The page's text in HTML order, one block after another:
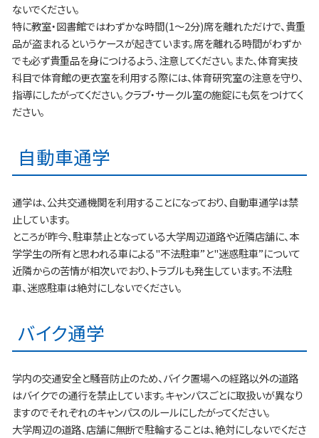
ないでください。
特に教室・図書館ではわずかな時間(1～2分)席を離れただけで、貴重
品が盗まれるというケースが起きています。席を離れる時間がわずか
でも必ず貴重品を身につけるよう、注意してください。また、体育実技
科目で体育館の更衣室を利用する際には、体育研究室の注意を守り、
指導にしたがってください。クラブ・サークル室の施錠にも気をつけてく
ださい。
自動車通学
通学は、公共交通機関を利用することになっており、自動車通学は禁
止しています。
ところが昨今、駐車禁止となっている大学周辺道路や近隣店舗に、本
学学生の所有と思われる車による"不法駐車”と"迷惑駐車”について
近隣からの苦情が相次いでおり、トラブルも発生しています。不法駐
車、迷惑駐車は絶対にしないでください。
バイク通学
学内の交通安全と騒音防止のため、バイク置場への経路以外の道路
はバイクでの通行を禁止しています。キャンパスごとに取扱いが異なり
ますのでそれぞれのキャンパスのルールにしたがってください。
大学周辺の道路、店舗に無断で駐輪することは、絶対にしないでくださ